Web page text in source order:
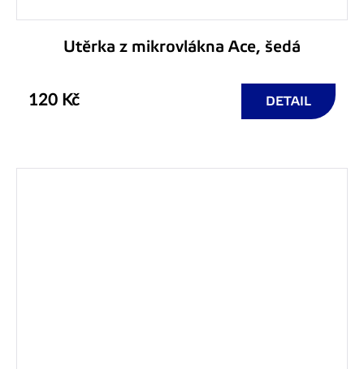
Utěrka z mikrovlákna Ace, šedá
120 Kč DETAIL